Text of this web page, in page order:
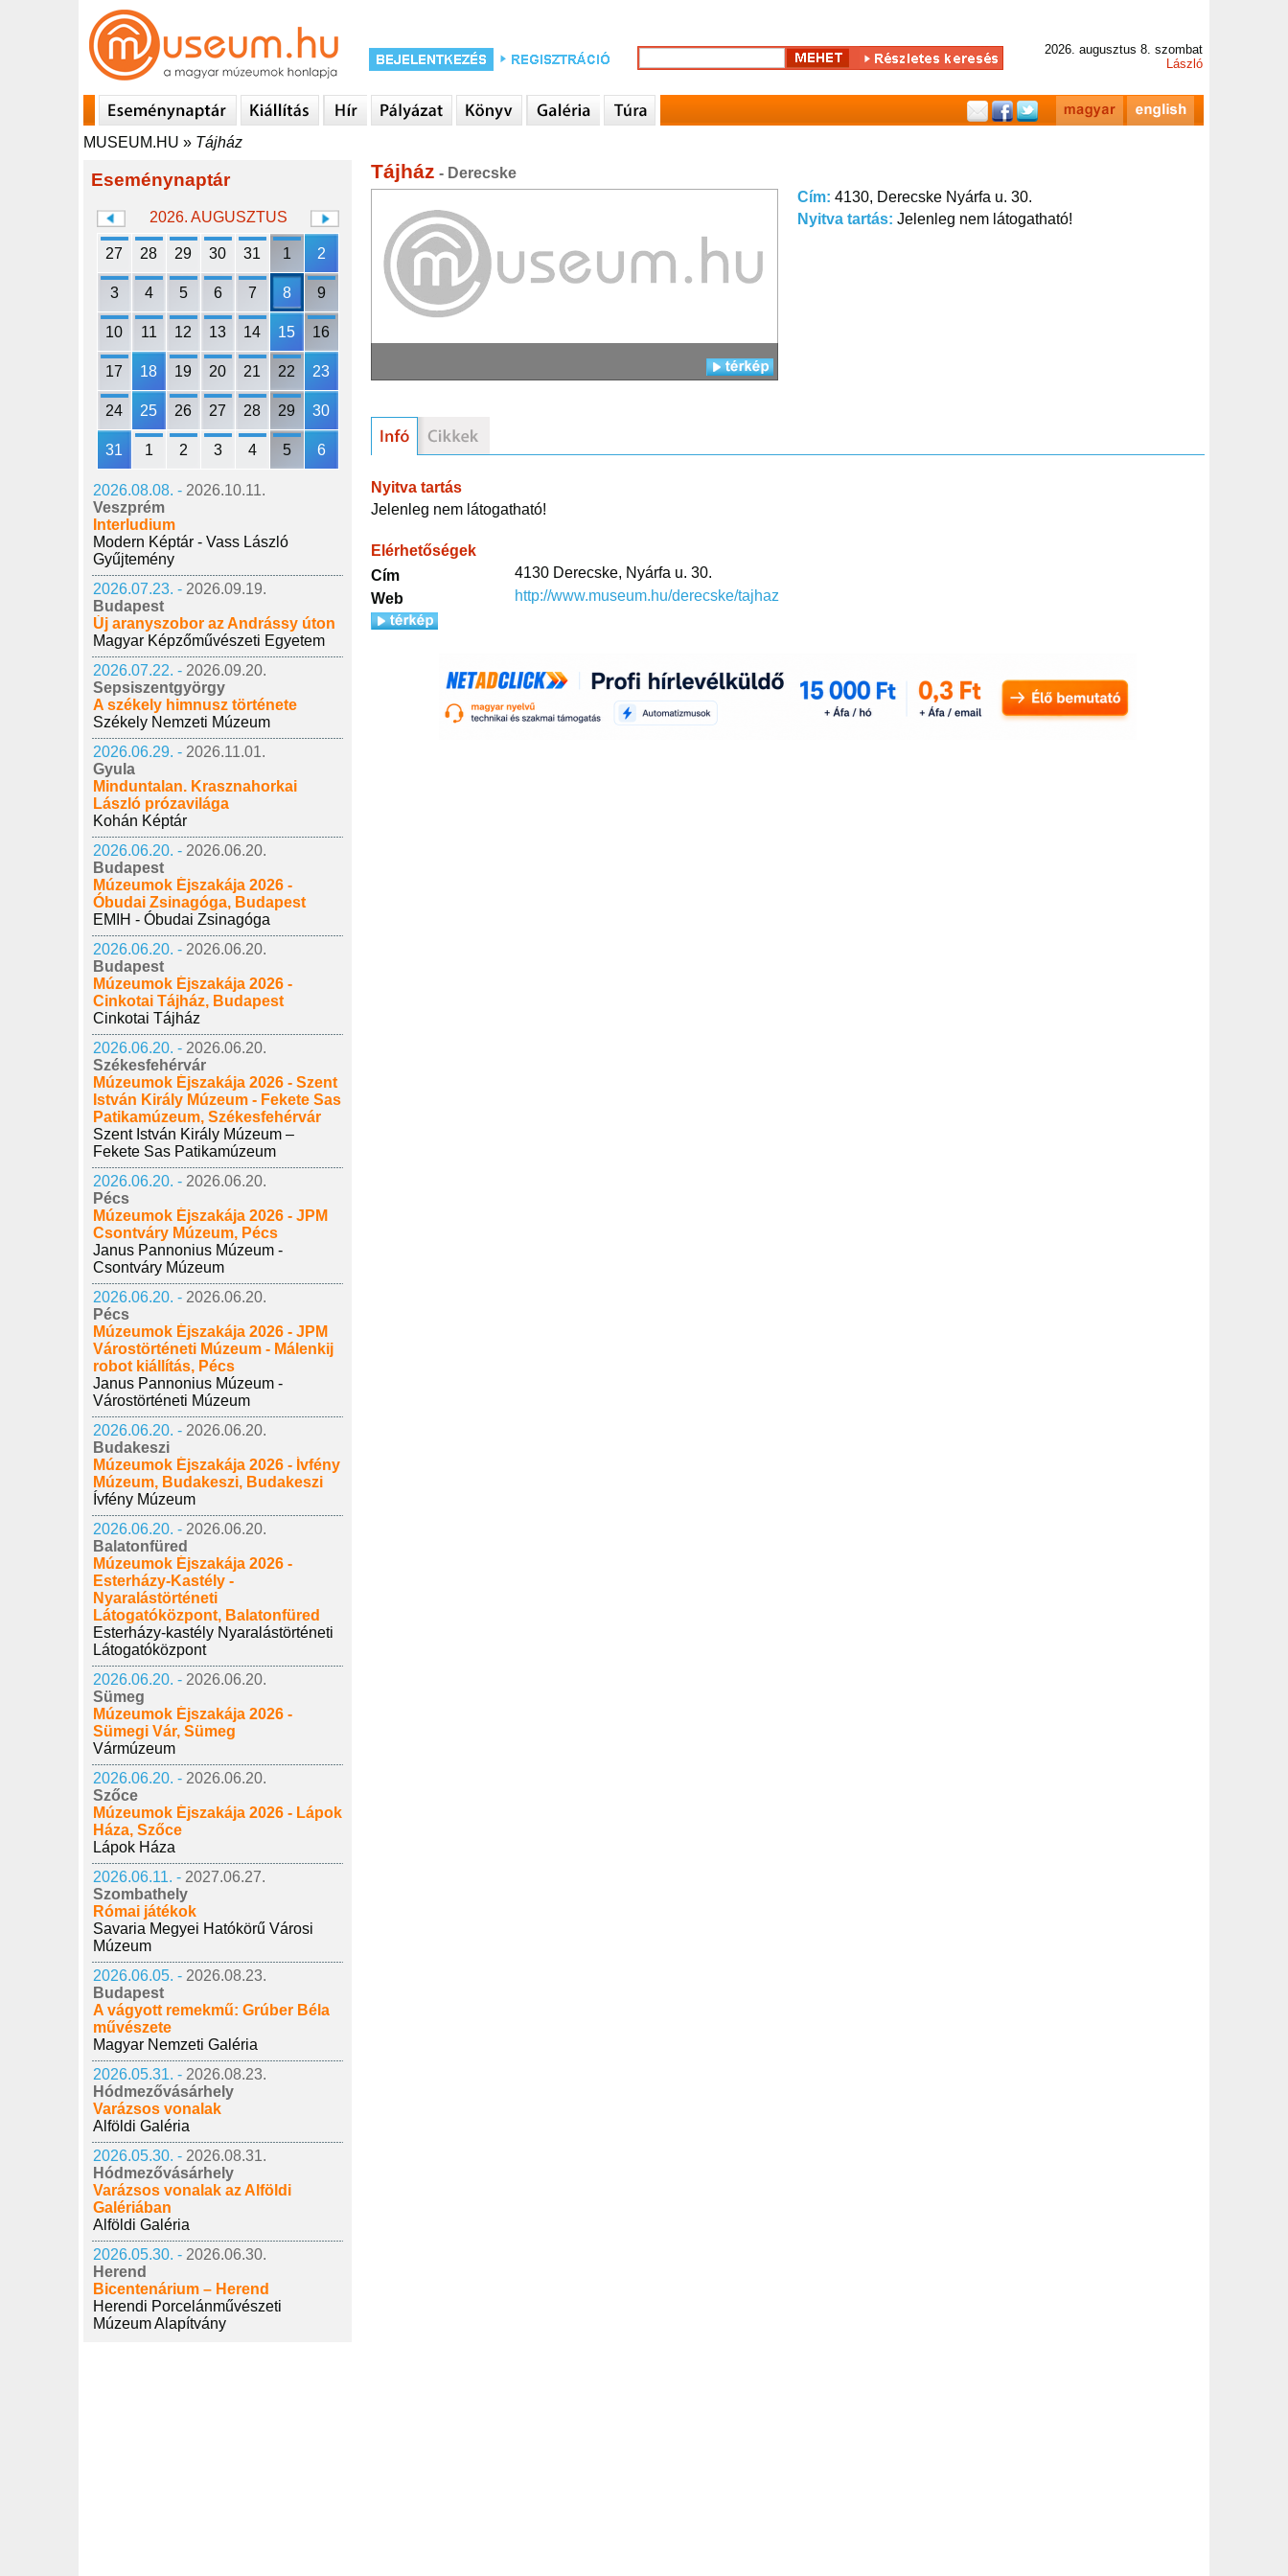
2026. augusztus 8. szombat
László
MUSEUM.HU » Tájház
Eseménynaptár
2026. AUGUSZTUS
27 28 29 30 31 1 2
3 4 5 6 7 8 9
10 11 12 13 14 15 16
17 18 19 20 21 22 23
24 25 26 27 28 29 30
31 1 2 3 4 5 6
2026.08.08. - 2026.10.11.
Veszprém
Interludium
Modern Képtár - Vass László
Gyűjtemény
2026.07.23. - 2026.09.19.
Budapest
Új aranyszobor az Andrássy úton
Magyar Képzőművészeti Egyetem
2026.07.22. - 2026.09.20.
Sepsiszentgyörgy
A székely himnusz története
Székely Nemzeti Múzeum
2026.06.29. - 2026.11.01.
Gyula
Minduntalan. Krasznahorkai
László prózavilága
Kohán Képtár
2026.06.20. - 2026.06.20.
Budapest
Múzeumok Éjszakája 2026 -
Óbudai Zsinagóga, Budapest
EMIH - Óbudai Zsinagóga
2026.06.20. - 2026.06.20.
Budapest
Múzeumok Éjszakája 2026 -
Cinkotai Tájház, Budapest
Cinkotai Tájház
2026.06.20. - 2026.06.20.
Székesfehérvár
Múzeumok Éjszakája 2026 - Szent
István Király Múzeum - Fekete Sas
Patikamúzeum, Székesfehérvár
Szent István Király Múzeum –
Fekete Sas Patikamúzeum
2026.06.20. - 2026.06.20.
Pécs
Múzeumok Éjszakája 2026 - JPM
Csontváry Múzeum, Pécs
Janus Pannonius Múzeum -
Csontváry Múzeum
2026.06.20. - 2026.06.20.
Pécs
Múzeumok Éjszakája 2026 - JPM
Várostörténeti Múzeum - Málenkij
robot kiállítás, Pécs
Janus Pannonius Múzeum -
Várostörténeti Múzeum
2026.06.20. - 2026.06.20.
Budakeszi
Múzeumok Éjszakája 2026 - Ívfény
Múzeum, Budakeszi, Budakeszi
Ívfény Múzeum
2026.06.20. - 2026.06.20.
Balatonfüred
Múzeumok Éjszakája 2026 -
Esterházy-Kastély -
Nyaralástörténeti
Látogatóközpont, Balatonfüred
Esterházy-kastély Nyaralástörténeti
Látogatóközpont
2026.06.20. - 2026.06.20.
Sümeg
Múzeumok Éjszakája 2026 -
Sümegi Vár, Sümeg
Vármúzeum
2026.06.20. - 2026.06.20.
Szőce
Múzeumok Éjszakája 2026 - Lápok
Háza, Szőce
Lápok Háza
2026.06.11. - 2027.06.27.
Szombathely
Római játékok
Savaria Megyei Hatókörű Városi
Múzeum
2026.06.05. - 2026.08.23.
Budapest
A vágyott remekmű: Grúber Béla
művészete
Magyar Nemzeti Galéria
2026.05.31. - 2026.08.23.
Hódmezővásárhely
Varázsos vonalak
Alföldi Galéria
2026.05.30. - 2026.08.31.
Hódmezővásárhely
Varázsos vonalak az Alföldi
Galériában
Alföldi Galéria
2026.05.30. - 2026.06.30.
Herend
Bicentenárium – Herend
Herendi Porcelánművészeti
Múzeum Alapítvány
Tájház - Derecske
Cím: 4130, Derecske Nyárfa u. 30.
Nyitva tartás: Jelenleg nem látogatható!
Nyitva tartás
Jelenleg nem látogatható!
Elérhetőségek
Cím
4130 Derecske, Nyárfa u. 30.
Web
http://www.museum.hu/derecske/tajhaz